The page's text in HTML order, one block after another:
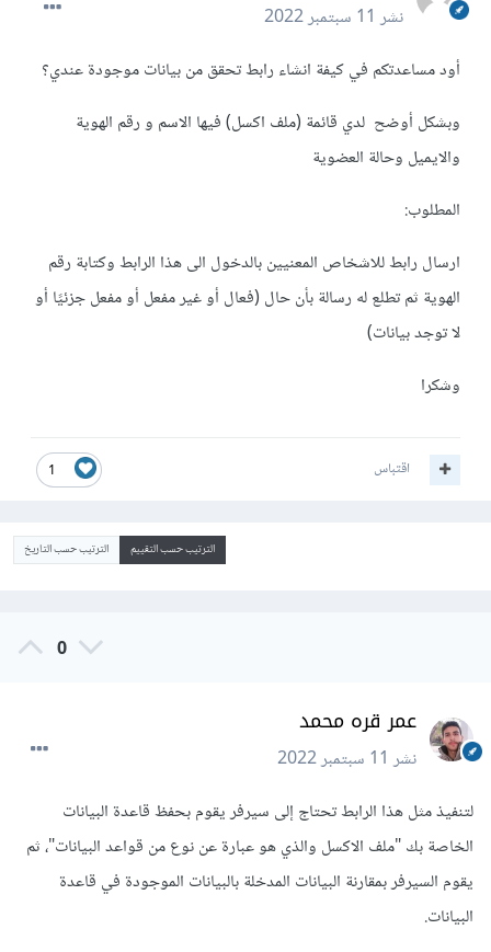
نشر11 سبتمبر 2022
أود مساعدتكم في كيفة انشاء رابط تحقق من بيانات موجودة عندي؟
وبشكل أوضح لدي قائمة (ملف اكسل) فيها الاسم و رقم الهوية
والايميل وحالة العضوية
المطلوب:
ارسال رابط للاشخاص المعنيين بالدخول الى هذا الرابط وكتابة رقم
الهوية ثم تطلع له رسالة بأن حال (فعال أو غير مفعل أو مفعل جزئيًا أو
لا توجد بيانات)
وشكرا
1 اقتباس
الترتيب حسب التقييم الترتيب حسب التاريخ
0
عمر قره محمد
نشر11 سبتمبر 2022
لتنفيذ مثل هذا الرابط تحتاج إلى سيرفر يقوم بحفظ قاعدة البيانات
الخاصة بك "ملف الاكسل والذي هو عبارة عن نوع من قواعد البيانات"، ثم
يقوم السيرفر بمقارنة البيانات المدخلة بالبيانات الموجودة في قاعدة
البيانات.